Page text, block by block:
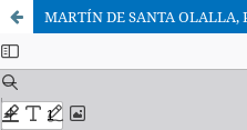
MARTÍN DE SANTA OLALLA,